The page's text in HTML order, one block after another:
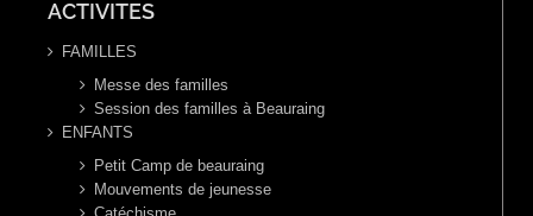
ACTIVITES
FAMILLES
Messe des familles
Session des familles à Beauraing
ENFANTS
Petit Camp de beauraing
Mouvements de jeunesse